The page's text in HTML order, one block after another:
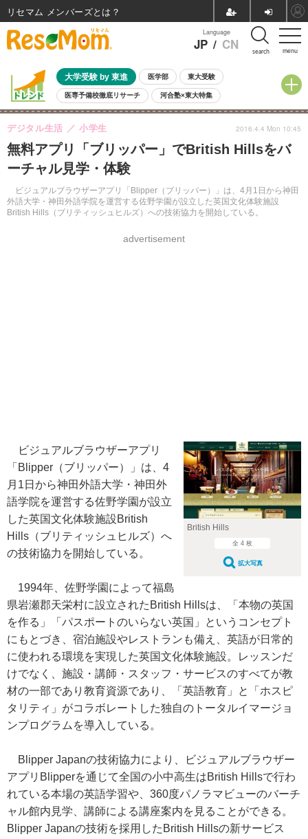
menu
Language
JP / CN search
大学受験 by 東進 医学部 東大受験
医専予備校徹底リサーチ 河合塾×東大特集
親子で考える大学選び 高校受験 中学受験 小学校受験
共通テスト 夏休み
8月開催イベント・WS 全国公立高校 過去問 人気記事
自由研究教材（小学生向け） 自由研究教材（中学生向け）
無料アプリ「ブリッパー」でBritish Hillsをバ
ーチャル見学・体験
ビジュアルブラウザーアプリ「Blipper（ブリッパー）」は、4月1日から神田
外語大学・神田外語学院を運営する佐野学園が設立した英国文化体験施設
British Hills（ブリティッシュヒルズ）への技術協力を開始している。
デジタル生活 小学生
advertisement
2016.4.4 Mon 10:45
British Hills
全 4 枚
拡大写真
ビジュアルブラウザーアプリ
「Blipper（ブリッパー）」は、4
月1日から神田外語大学・神田外
語学院を運営する佐野学園が設立
した英国文化体験施設British
Hills（ブリティッシュヒルズ）へ
の技術協力を開始している。
1994年、佐野学園によって福島
県岩瀬郡天栄村に設立されたBritish Hillsは、「本物の英国
を作る」「パスポートのいらない英国」というコンセプト
にもとづき、宿泊施設やレストランも備え、英語が日常的
に使われる環境を実現した英国文化体験施設。レッスンだ
けでなく、施設・講師・スタッフ・サービスのすべてが教
材の一部であり教育資源であり、「英語教育」と「ホスピ
タリティ」がコラボレートした独自のトータルイマージョ
ンプログラムを導入している。
Blipper Japanの技術協力により、ビジュアルブラウザー
アプリBlipperを通じて全国の小中高生はBritish Hillsで行わ
れている本場の英語学習や、360度パノラマビューのバーチ
ャル館内見学、講師による講座案内を見ることができる。
Blipper Japanの技術を採用したBritish Hillsの新サービス
リセマム メンバーズ